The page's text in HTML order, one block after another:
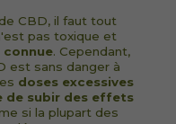
CBD, il faut tout
pas toxique et
connue. Cependant,
est sans danger à
doses excessives
de subir des effets
si la plupart des